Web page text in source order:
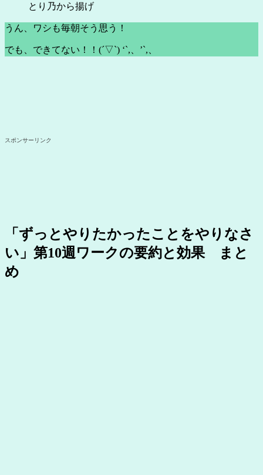
とり乃から揚げ
うん、ワシも毎朝そう思う！
でも、できてない！！(´▽`) ‘`,、’`,、
スポンサーリンク
「ずっとやりたかったことをやりなさ
い」第10週ワークの要約と効果 まと
め